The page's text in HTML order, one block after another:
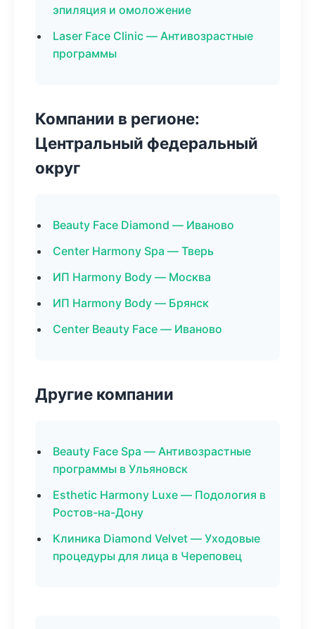
эпиляция и омоложение
Laser Face Clinic — Антивозрастные
программы
Компании в регионе:
Центральный федеральный
округ
Beauty Face Diamond — Иваново
Center Harmony Spa — Тверь
ИП Harmony Body — Москва
ИП Harmony Body — Брянск
Center Beauty Face — Иваново
Другие компании
Beauty Face Spa — Антивозрастные
программы в Ульяновск
Esthetic Harmony Luxe — Подология в
Ростов-на-Дону
Клиника Diamond Velvet — Уходовые
процедуры для лица в Череповец